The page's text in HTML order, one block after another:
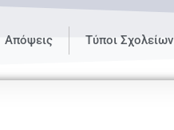
Απόψεις Τύποι Σχολείων